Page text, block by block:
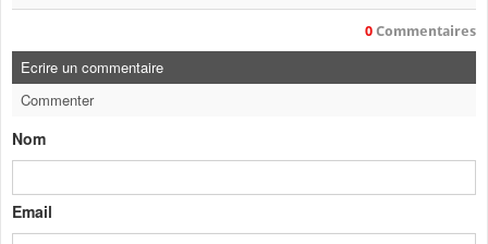
0 Commentaires
Ecrire un commentaire
Commenter
Nom
Email